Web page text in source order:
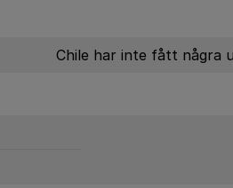
Chile har inte fått några